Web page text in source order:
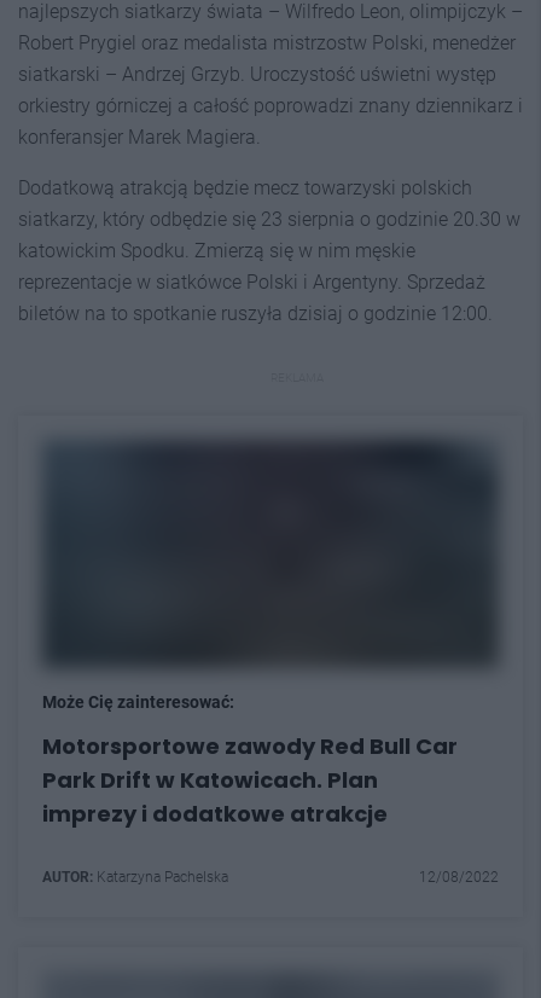
najlepszych siatkarzy świata – Wilfredo Leon, olimpijczyk –
Robert Prygiel oraz medalista mistrzostw Polski, menedżer
siatkarski – Andrzej Grzyb. Uroczystość uświetni występ
orkiestry górniczej a całość poprowadzi znany dziennikarz i
konferansjer Marek Magiera.
Dodatkową atrakcją będzie mecz towarzyski polskich
siatkarzy, który odbędzie się 23 sierpnia o godzinie 20.30 w
katowickim Spodku. Zmierzą się w nim męskie
reprezentacje w siatkówce Polski i Argentyny. Sprzedaż
biletów na to spotkanie ruszyła dzisiaj o godzinie 12:00.
Może Cię zainteresować:
Motorsportowe zawody Red Bull Car
Park Drift w Katowicach. Plan
imprezy i dodatkowe atrakcje
AUTOR: Katarzyna Pachelska 12/08/2022